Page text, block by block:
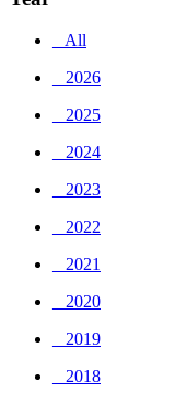
_ All
_ 2026
_ 2025
_ 2024
_ 2023
_ 2022
_ 2021
_ 2020
_ 2019
_ 2018